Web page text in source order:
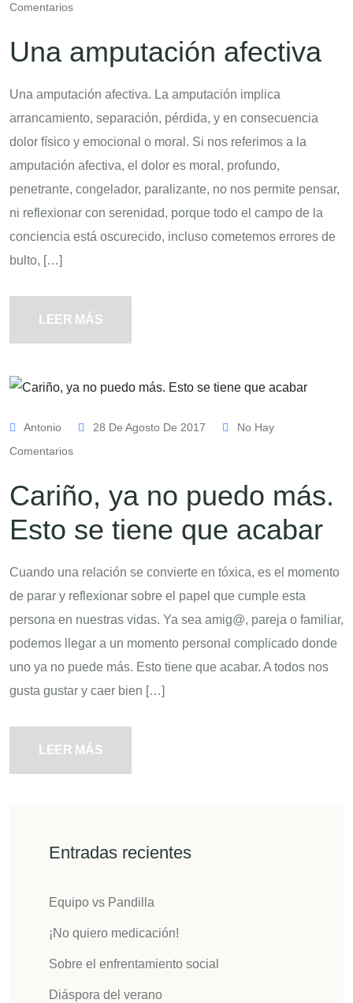
Comentarios
Una amputación afectiva
Una amputación afectiva. La amputación implica
arrancamiento, separación, pérdida, y en consecuencia
dolor físico y emocional o moral. Si nos referimos a la
amputación afectiva, el dolor es moral, profundo,
penetrante, congelador, paralizante, no nos permite pensar,
ni reflexionar con serenidad, porque todo el campo de la
conciencia está oscurecido, incluso cometemos errores de
bulto, […]
LEER MÁS
Antonio 28 De Agosto De 2017
No Hay
Comentarios
Cariño, ya no puedo más.
Esto se tiene que acabar
Cuando una relación se convierte en tóxica, es el momento
de parar y reflexionar sobre el papel que cumple esta
persona en nuestras vidas. Ya sea amig@, pareja o familiar,
podemos llegar a un momento personal complicado donde
uno ya no puede más. Esto tiene que acabar. A todos nos
gusta gustar y caer bien […]
LEER MÁS
Entradas recientes
Equipo vs Pandilla
¡No quiero medicación!
Sobre el enfrentamiento social
Diáspora del verano